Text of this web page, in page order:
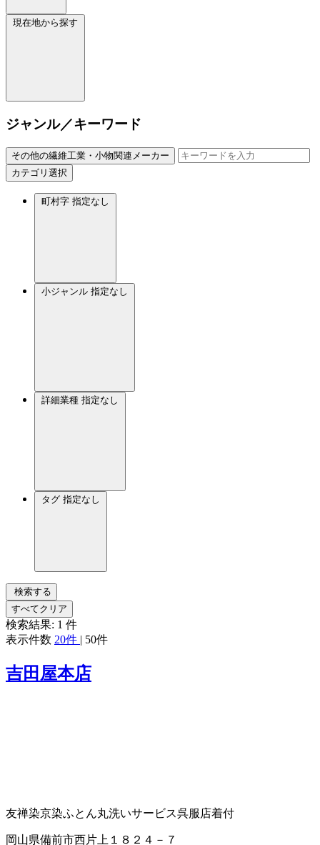
現在地から探す
ジャンル／キーワード
その他の繊維工業・小物関連メーカー
カテゴリ選択
町村字 指定なし
小ジャンル 指定なし
詳細業種 指定なし
タグ 指定なし
検索する
すべてクリア
検索結果: 1 件
表示件数 20件 | 50件
吉田屋本店
友禅染京染ふとん丸洗いサービス呉服店着付
岡山県備前市西片上１８２４－７